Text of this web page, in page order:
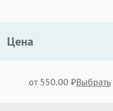
Цена
от 550.00 ₽Выбрать